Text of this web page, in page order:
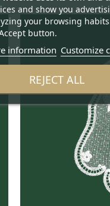
and show you
your browsing
button.
information Customize
REJECT ALL